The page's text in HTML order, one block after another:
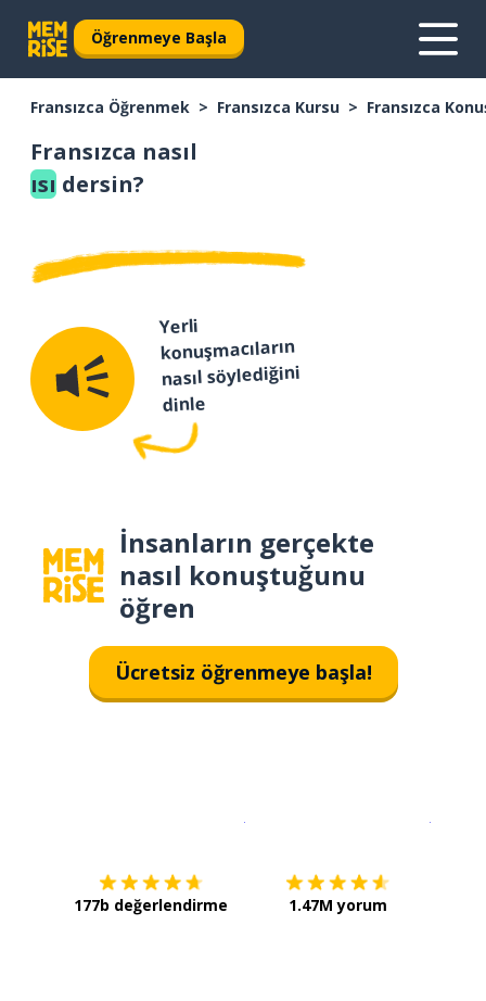
Öğrenmeye Başla
Fransızca Öğrenmek Fransızca Kursu Fransızca
Fransızca nasıl
ısı dersin?
Yerli
konuşmacıların
nasıl söylediğini
dinle
İnsanların gerçekte
nasıl konuştuğunu
öğren
Ücretsiz öğrenmeye başla!
177b değerlendirme 1.47M yorum